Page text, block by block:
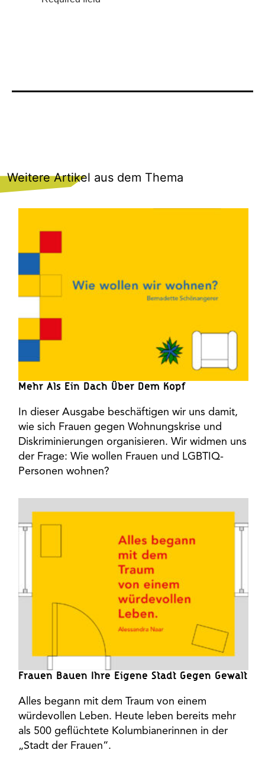
Weitere Artikel aus dem Thema
Mehr Als Ein Dach Über Dem Kopf
In dieser Ausgabe beschäftigen wir uns damit,
wie sich Frauen gegen Wohnungskrise und
Diskriminierungen organisieren. Wir widmen uns
der Frage: Wie wollen Frauen und LGBTIQ-
Personen wohnen?
Frauen Bauen Ihre Eigene Stadt Gegen Gewalt
Alles begann mit dem Traum von einem
würdevollen Leben. Heute leben bereits mehr
als 500 geflüchtete Kolumbianerinnen in der
„Stadt der Frauen“.